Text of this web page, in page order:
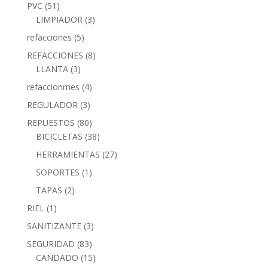
PVC (51)
LIMPIADOR (3)
refacciones (5)
REFACCIONES (8)
LLANTA (3)
refaccionmes (4)
REGULADOR (3)
REPUESTOS (80)
BICICLETAS (38)
HERRAMIENTAS (27)
SOPORTES (1)
TAPAS (2)
RIEL (1)
SANITIZANTE (3)
SEGURIDAD (83)
CANDADO (15)